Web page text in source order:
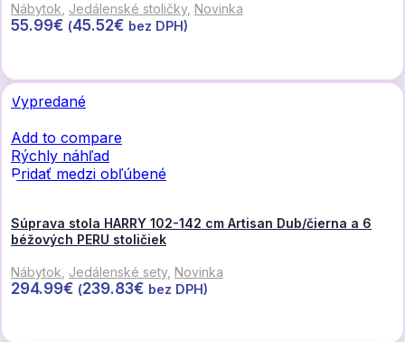
Nábytok Jedálenské stoličky, Novinka
55.99€ (45.52€ bez DPH)
Vypredané
Add to compare
Rýchly náhľad
Pridať medzi obľúbené
Súprava stola HARRY 102-142 cm Artisan Dub/čierna a 6
béžových PERU stoličiek
Nábytok Jedálenské sety, Novinka
294.99€ (239.83€ bez DPH)